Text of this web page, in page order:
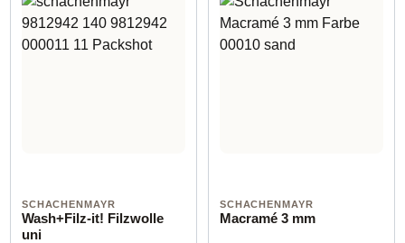
SCHACHENMAYR
Wash+Filz-it! Filzwolle
uni
SCHACHENMAYR
Macramé 3 mm